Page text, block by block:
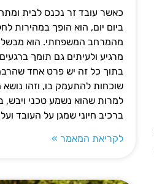
כאשר עובד זר נכנס לבית
ביום יום, הוא הופך במהירות
מהמרחב המשפחתי. הוא מבשל,
מרגיע ולעיתים גם תומך
בתוך כל זה יש פרט אחד
שוכחות להתעמק בו, וזהו נושא
למרות שהוא נשמע טכני ויבש,
ברכיב חיוני שמגן על העובד
לקריאת המאמר »